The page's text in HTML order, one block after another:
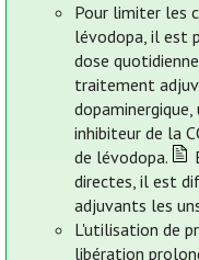
Pour limiter les
lévodopa, il est
dose
traitement
inhibiteur de la
de lévodopa.
directes, il est
adjuvants les
L'utilisation de
libération